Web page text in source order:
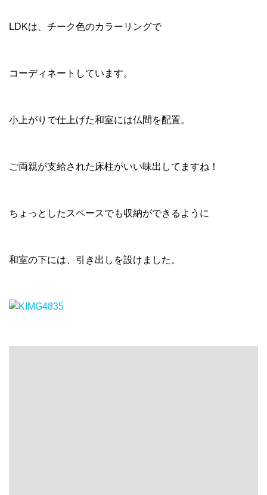
LDKは、チーク色のカラーリングで
コーディネートしています。
小上がりで仕上げた和室には仏間を配置。
ご両親が支給された床柱がいい味出してますね！
ちょっとしたスペースでも収納ができるように
和室の下には、引き出しを設けました。